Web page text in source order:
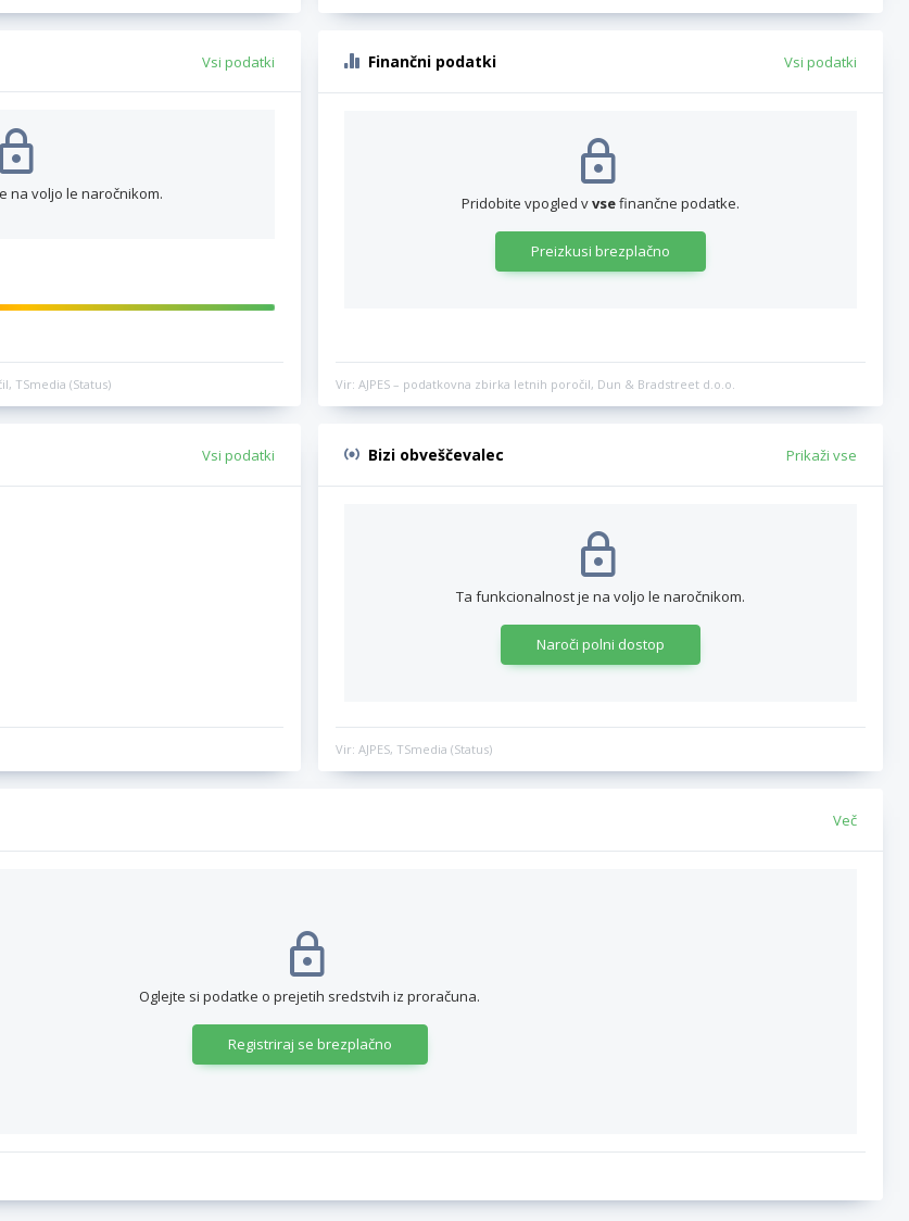
Vsi podatki
na voljo le naročnikom.
TSmedia (Status)
Finančni podatki Vsi podatki
Pridobite vpogled vvsefinančne podatke.
Preizkusi brezplačno
Vir: AJPES – podatkovna zbirka letnih poročil, Dun & Bradstreet d.o.o.
Vsi podatki Bizi obveščevalec Prikaži vse
Ta funkcionalnost je na voljo le naročnikom.
Naroči polni dostop
Vir: AJPES, TSmedia (Status)
Več
Oglejte si podatke o prejetih sredstvih iz proračuna.
Registriraj se brezplačno